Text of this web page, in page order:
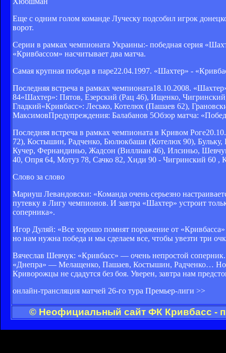
Еще с одним голом команде Луческу подсобил игрок
ворот.
Серии в рамках чемпионата Украины:- победная серия
«Кривбассом» насчитывает два матча.
Самая крупная победа в паре22.04.1997. «Шахтер» -
Последняя встреча в рамках чемпионата18.10.2008.
84«Шахтер»: Пятов, Езерский (Рац 46), Ищенко,
Гладкий«Кривбасс»: Лесько, Котелюх (Пашаев 62),
МаксимовПредупреждения: Балабанов 5Обзор матча:
Последняя встреча в рамках чемпионата в Кривом
72), Костышин, Радченко, Бюлюкбаши (Котелюх 90),
Кучер, Фернандиньо, Жадсон (Виллиан 46), Илсиньо,
40, Опря 64, Мотуз 78, Сачко 82, Хиди 90 - Чигринский 60 ,
Слово за слово
Мариуш Левандовски: «Команда очень серьезно
путевку в Лигу чемпионов. И завтра «Шахтер» устроит
соперника».
Игор Дуляй: «Все хорошо помнят поражение от
но нам нужна победа и мы сделаем все, чтобы увезти три
Вячеслав Шевчук: «Кривбасс» — очень непростой
«Днепра» — Мелащенко, Пашаев, Костышин, Радченко… Но
Криворожцы не сдадутся без боя. Уверен, завтра нам
онлайн-трансляция матчей 26-го тура Премьер-лиги >>
© Неофициальный сайт ФК Кривбасс -